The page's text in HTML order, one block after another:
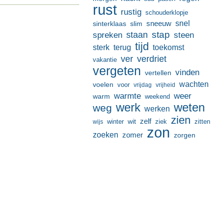
rust rustig schouderklopje
sinterklaas slim sneeuw snel
spreken staan stap steen
sterk terug tijd toekomst
vakantie ver verdriet
vergeten vertellen vinden
voelen voor vrijdag vrijheid wachten
warm warmte weekend weer
weg werk werken weten
wijs winter wit zelf ziek zien zitten
zoeken zomer zon zorgen